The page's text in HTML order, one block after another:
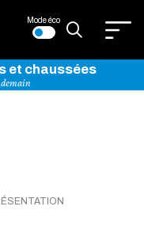
Mode éco
et chaussées